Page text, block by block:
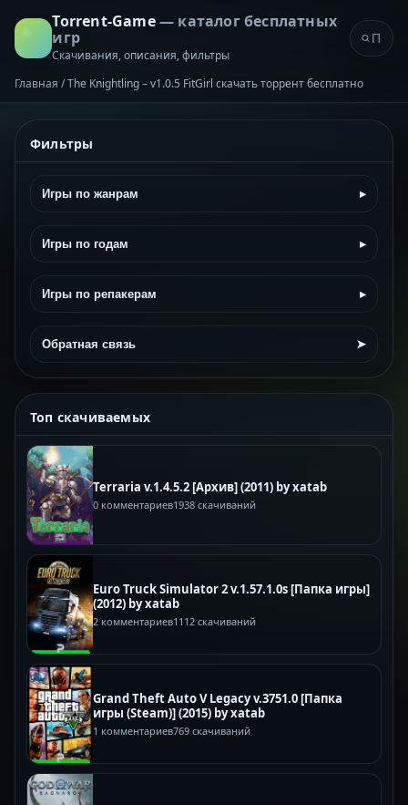
Torrent-Game— каталог бесплатных
игр
Скачивания, описания, фильтры
Главная /The Knightling – v1.0.5 FitGirl скачать торрент бесплатно
Фильтры
Игры по жанрам ▸
Игры по годам ▸
Игры по репакерам ▸
Обратная связь ➤
Топ скачиваемых
Terraria v.1.4.5.2 [Архив] (2011) by xatab
0 комментариев1938 скачиваний
Euro Truck Simulator 2 v.1.57.1.0s [Папка игры]
(2012) by xatab
2 комментариев1112 скачиваний
Grand Theft Auto V Legacy v.3751.0 [Папка
игры (Steam)] (2015) by xatab
1 комментариев769 скачиваний